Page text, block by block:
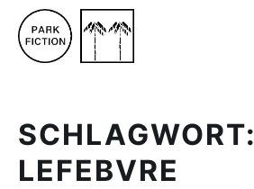
SCHLAGWORT:
LEFEBVRE